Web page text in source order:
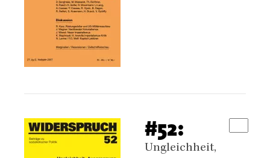
#52:
Ungleichheit,